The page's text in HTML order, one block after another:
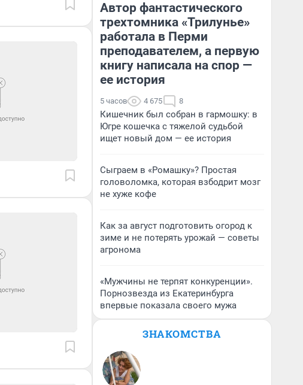
Автор фантастического
трехтомника «Трилунье»
работала в Перми
преподавателем, а первую
книгу написала на спор —
ее история
5 часов 4 675 8
Кишечник был собран в гармошку: в
Югре кошечка с тяжелой судьбой
ищет новый дом — ее история
Сыграем в «Ромашку»? Простая
головоломка, которая взбодрит мозг
не хуже кофе
Как за август подготовить огород к
зиме и не потерять урожай — советы
агронома
«Мужчины не терпят конкуренции».
Порнозвезда из Екатеринбурга
впервые показала своего мужа
ЗНАКОМСТВА